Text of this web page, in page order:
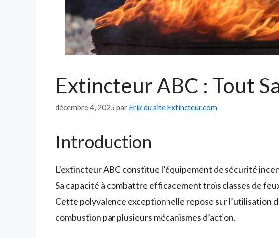
Extincteur ABC : Tout
décembre 4, 2025 par Erik du site Extincteur.com
Introduction
L’extincteur ABC constitue l’équipement de sécurité
Sa capacité à combattre efficacement trois classes de
Cette polyvalence exceptionnelle repose sur l’utilisation
combustion par plusieurs mécanismes d’action.